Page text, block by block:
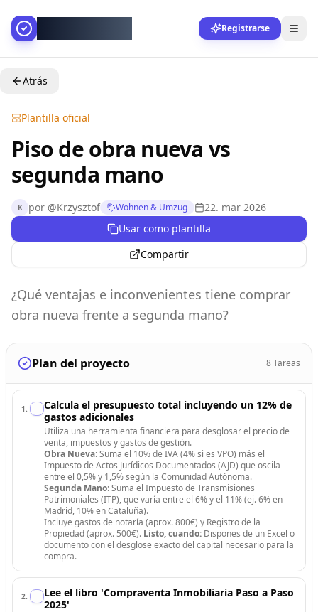
Registrarse
Atrás
Plantilla oficial
Piso de obra nueva vs
segunda mano
K por @Krzysztof Wohnen & Umzug
22. mar 2026
Usar como plantilla
Compartir
¿Qué ventajas e inconvenientes tiene comprar
obra nueva frente a segunda mano?
Plan del proyecto 8Tareas
1 .
Calcula el presupuesto total incluyendo un 12% de
gastos adicionales
Utiliza una herramienta financiera para desglosar el precio de
venta, impuestos y gastos de gestión.
Obra Nueva: Suma el 10% de IVA (4% si es VPO) más el
Impuesto de Actos Jurídicos Documentados (AJD) que oscila
entre el 0,5% y 1,5% según la Comunidad Autónoma.
Segunda Mano: Suma el Impuesto de Transmisiones
Patrimoniales (ITP), que varía entre el 6% y el 11% (ej. 6% en
Madrid, 10% en Cataluña).
Incluye gastos de notaría (aprox. 800€) y Registro de la
Propiedad (aprox. 500€). Listo, cuando: Dispones de un Excel o
documento con el desglose exacto del capital necesario para la
compra.
2.
Lee el libro 'Compraventa Inmobiliaria Paso a Paso
2025'